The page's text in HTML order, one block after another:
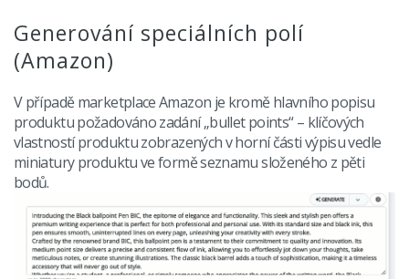
Generování speciálních polí
(Amazon)
V případě marketplace Amazon je kromě hlavního popisu
produktu požadováno zadání „bullet points“ – klíčových
vlastností produktu zobrazených v horní části výpisu vedle
miniatury produktu ve formě seznamu složeného z pěti
bodů.